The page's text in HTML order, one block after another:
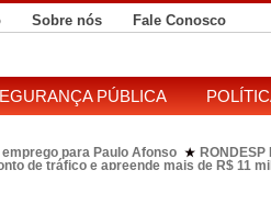
Sobre nós Fale Conosco
PÚBLICA
para Paulo Afonso ★
de tráfico e apreende mais de R$ 11